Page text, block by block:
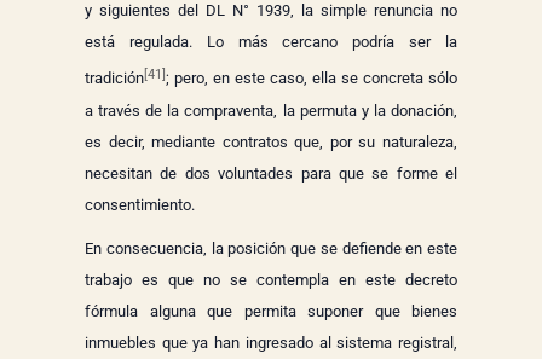
y siguientes del DL N° 1939, la simple renuncia no
está regulada. Lo más cercano podría ser la
tradición[41]; pero, en este caso, ella se concreta sólo
a través de la compraventa, la permuta y la donación,
es decir, mediante contratos que, por su naturaleza,
necesitan de dos voluntades para que se forme el
consentimiento.
En consecuencia, la posición que se defiende en este
trabajo es que no se contempla en este decreto
fórmula alguna que permita suponer que bienes
inmuebles que ya han ingresado al sistema registral,